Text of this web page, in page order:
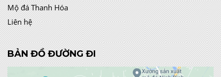
Mộ đá Thanh Hóa
Liên hệ
BẢN ĐỒ ĐƯỜNG ĐI